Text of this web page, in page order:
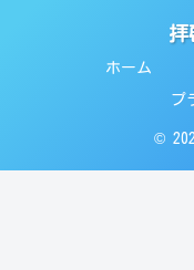
拝
ホーム
プ
©